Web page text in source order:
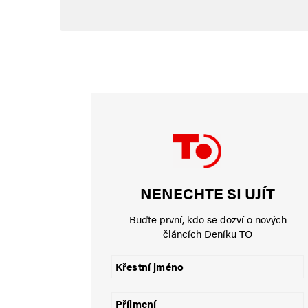
Uložit do prohlížeče jméno, e-mail a webovou stránku pro
NENECHTE SI UJÍT
Buďte první, kdo se dozví o nových
článcích Deníku TO